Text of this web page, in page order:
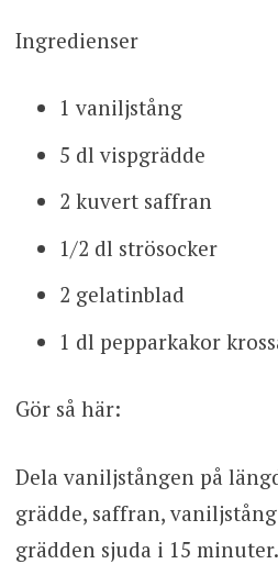
Ingredienser
1 vaniljstång
5 dl vispgrädde
2 kuvert saffran
1/2 dl strösocker
2 gelatinblad
1 dl pepparkakor
Gör så här:
Dela vaniljstången på
grädde, saffran,
grädden sjuda i 15